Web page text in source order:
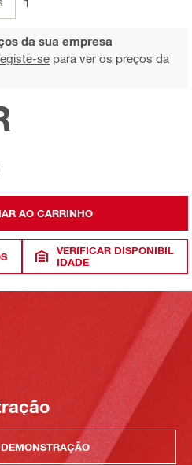
da sua empresa
se para ver os preços da
AO CARRINHO
VERIFICAR DISPONIBIL
IDADE